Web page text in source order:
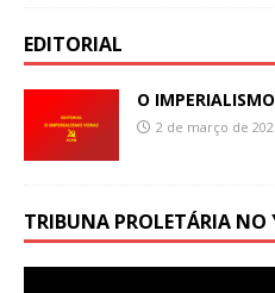
EDITORIAL
O
2 de março de
TRIBUNA PROLETÁRIA NO